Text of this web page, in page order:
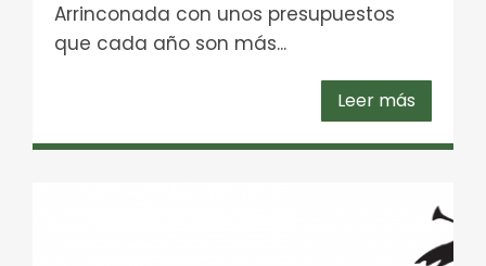
Arrinconada con unos presupuestos
que cada año son más...
Leer más